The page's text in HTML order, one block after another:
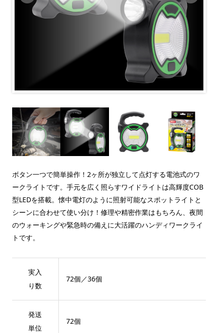
ボタン一つで簡単操作！2ヶ所が独立して点灯する電池式のワ
ークライトです。手元を広く照らすワイドライトは高輝度COB
型LEDを搭載。懐中電灯のように照射可能なスポットライトと
シーンに合わせて使い分け！修理や精密作業はもちろん、夜間
のウォーキングや緊急時の備えに大活躍のハンディワークライ
トです。
実入
り数
72個／36個
発送
単位
72個